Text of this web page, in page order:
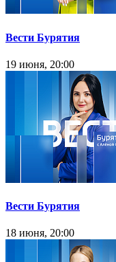
Вести Бурятия
19 июня, 20:00
Вести Бурятия
18 июня, 20:00